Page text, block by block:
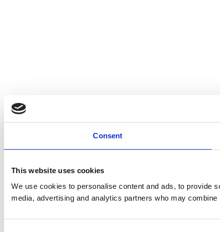
Consent
This website uses cookies
We use cookies to personalise content and ads, to provide
media, advertising and analytics partners who may